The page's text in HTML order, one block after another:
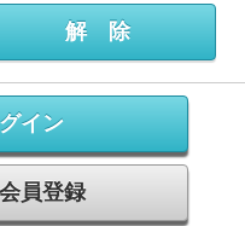
イン
員登録